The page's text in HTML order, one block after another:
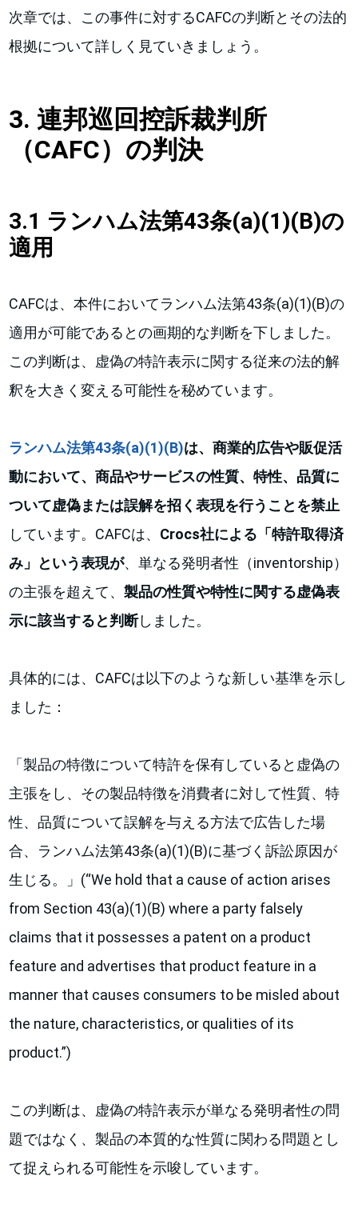
次章では、この事件に対するCAFCの判断とその法的
根拠について詳しく見ていきましょう。
3. 連邦巡回控訴裁判所
（CAFC）の判決
3.1 ランハム法第43条(a)(1)(B)の
適用
CAFCは、本件においてランハム法第43条(a)(1)(B)の
適用が可能であるとの画期的な判断を下しました。
この判断は、虚偽の特許表示に関する従来の法的解
釈を大きく変える可能性を秘めています。
ランハム法第43条(a)(1)(B)は、商業的広告や販促活
動において、商品やサービスの性質、特性、品質に
ついて虚偽または誤解を招く表現を行うことを禁止
しています。CAFCは、 Crocs社による「特許取得済
み」という表現が、単なる発明者性（inventorship）
の主張を超えて、製品の性質や特性に関する虚偽表
示に該当すると判断しました。
具体的には、CAFCは以下のような新しい基準を示し
ました：
「製品の特徴について特許を保有していると虚偽の
主張をし、その製品特徴を消費者に対して性質、特
性、品質について誤解を与える方法で広告した場
合、ランハム法第43条(a)(1)(B)に基づく訴訟原因が
生じる。」(“We hold that a cause of action arises
from Section 43(a)(1)(B) where a party falsely
claims that it possesses a patent on a product
feature and advertises that product feature in a
manner that causes consumers to be misled about
the nature, characteristics, or qualities of its
product.”)
この判断は、虚偽の特許表示が単なる発明者性の問
題ではなく、製品の本質的な性質に関わる問題とし
て捉えられる可能性を示唆しています。